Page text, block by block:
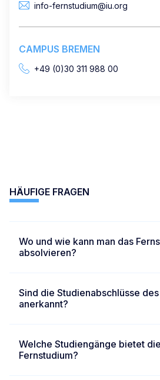
info-fernstudium@iu.org
CAMPUS BREMEN
+49 (0)30 311 988 00
info-fernstudium@iu.org
CAMPUS FRANKFURT AM
HÄUFIGE FRAGEN
Wo und wie kann man das
absolvieren?
Sind die Studienabschlüsse
anerkannt?
Welche Studiengänge bietet
Fernstudium?